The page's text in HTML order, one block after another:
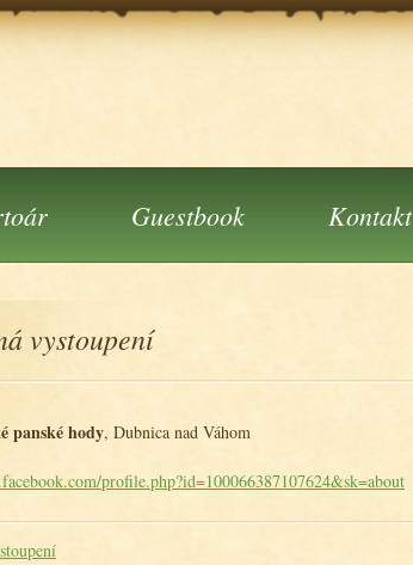
Guestbook Kontakt
vystoupení
panské hody, Dubnica nad Váhom
profile.php?id=100066387107624&sk=about